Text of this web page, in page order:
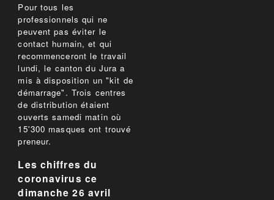
Pour tous les
professionnels qui ne
peuvent pas éviter le
contact humain, et qui
recommenceront le travail
lundi, le canton du Jura a
mis à disposition un "kit de
démarrage". Trois centres
de distribution étaient
ouverts samedi matin où
15'300 masques ont trouvé
preneur.
Les chiffres du
coronavirus ce
dimanche 26 avril